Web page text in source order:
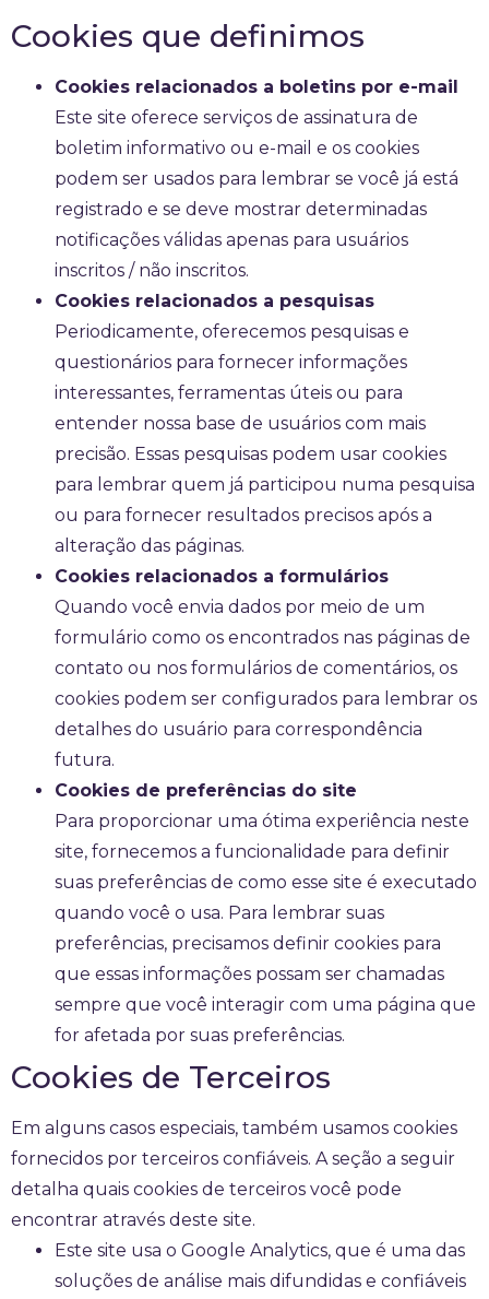
Cookies que definimos
Cookies relacionados a boletins por e-mail
Este site oferece serviços de assinatura de
boletim informativo ou e-mail e os cookies
podem ser usados ​​para lembrar se você já está
registrado e se deve mostrar determinadas
notificações válidas apenas para usuários
inscritos / não inscritos.
Cookies relacionados a pesquisas
Periodicamente, oferecemos pesquisas e
questionários para fornecer informações
interessantes, ferramentas úteis ou para
entender nossa base de usuários com mais
precisão. Essas pesquisas podem usar cookies
para lembrar quem já participou numa pesquisa
ou para fornecer resultados precisos após a
alteração das páginas.
Cookies relacionados a formulários
Quando você envia dados por meio de um
formulário como os encontrados nas páginas de
contato ou nos formulários de comentários, os
cookies podem ser configurados para lembrar os
detalhes do usuário para correspondência
futura.
Cookies de preferências do site
Para proporcionar uma ótima experiência neste
site, fornecemos a funcionalidade para definir
suas preferências de como esse site é executado
quando você o usa. Para lembrar suas
preferências, precisamos definir cookies para
que essas informações possam ser chamadas
sempre que você interagir com uma página que
for afetada por suas preferências.
Cookies de Terceiros
Em alguns casos especiais, também usamos cookies
fornecidos por terceiros confiáveis. A seção a seguir
detalha quais cookies de terceiros você pode
encontrar através deste site.
Este site usa o Google Analytics, que é uma das
soluções de análise mais difundidas e confiáveis ​​